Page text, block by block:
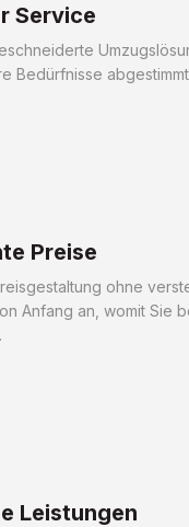
Service
Bedürfnisse
Preise
ohne
Anfang an, womit Sie
Leistungen